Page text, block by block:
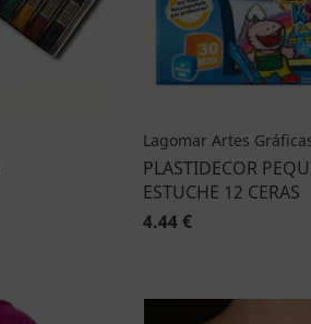
Lagomar Artes
PLASTIDECOR
ESTUCHE 12 CERAS
4.44 €